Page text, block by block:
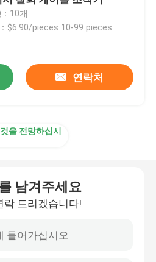
：10개
$6.90/pieces 10-99 pieces
연락처
을 전망하십시
남겨주세요
락 드리겠습니다!